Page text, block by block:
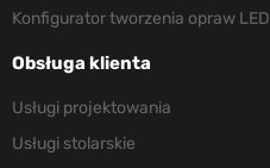
Konfigurator tworzenia opraw LED
Obsługa klienta
Usługi projektowania
Usługi stolarskie